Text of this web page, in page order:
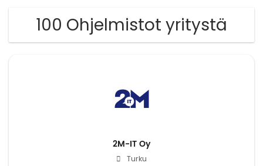
100 Ohjelmistot yritystä
2M-IT Oy
Turku